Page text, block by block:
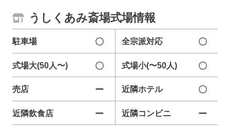
うしくあみ斎場式場情報
駐車場 〇 全宗派対応 〇
式場大(50人〜) 〇 式場小(〜50人) 〇
売店 ー 近隣ホテル 〇
近隣飲食店 ー 近隣コンビニ ー